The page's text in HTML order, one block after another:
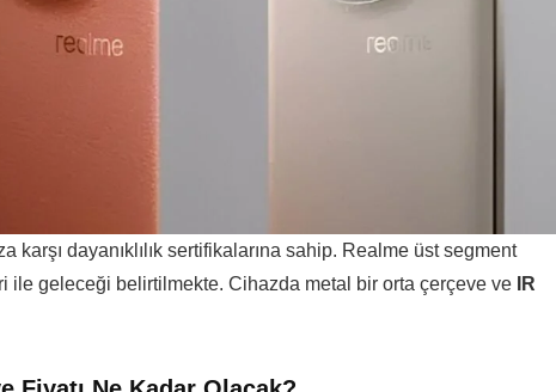
karşı dayanıklılık sertifikalarına sahip. Realme üst segment
ile geleceği belirtilmekte. Cihazda metal bir orta çerçeve ve
IR